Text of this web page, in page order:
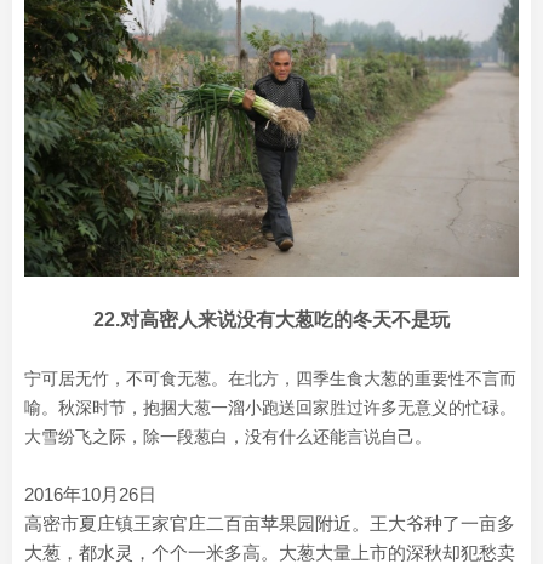
22.对高密人来说没有大葱吃的冬天不是玩
宁可居无竹，不可食无葱。在北方，四季生食大葱的重要性不言而
喻。秋深时节，抱捆大葱一溜小跑送回家胜过许多无意义的忙碌。
大雪纷飞之际，除一段葱白，没有什么还能言说自己。
2016年10月26日
高密市夏庄镇王家官庄二百亩苹果园附近。王大爷种了一亩多
大葱，都水灵，个个一米多高。大葱大量上市的深秋却犯愁卖